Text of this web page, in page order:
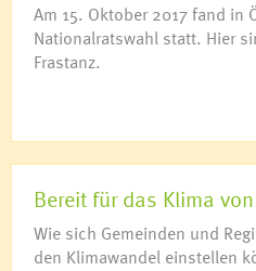
Am 15. Oktober 2017 fand in
Nationalratswahl statt. Hier
Frastanz.
Bereit für das Klima
Wie sich Gemeinden und
den Klimawandel einstellen